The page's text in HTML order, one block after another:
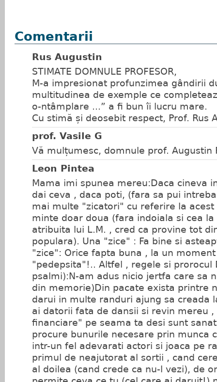
Comentarii
Rus Augustin
STIMATE DOMNULE PROFESOR,
M-a impresionat profunzimea gândirii
multitudinea de exemple ce
o-ntâmplare ...” a fi bun îi lucru mare.
Cu stimă și deosebit respect, Prof. Rus
prof. Vasile G
Vă mulțumesc, domnule prof. Augustin
Leon Pintea
Mama imi spunea mereu:Daca cineva
dai ceva , daca poti, (fara sa pui
mai multe "zicatori" cu referire la acest
minte doar doua (fara indoiala si cea
atribuita lui L.M. , cred ca provine tot
populara). Una "zice" : Fa bine si
"zice": Orice fapta buna , la un
"pedepsita"!.. Altfel , regele si prorocul
psalmi):N-am adus nicio jertfa care sa
din memorie)Din pacate exista printre
darui in multe randuri ajung sa creada
ai datorii fata de dansii si revin mereu
financiare" pe seama ta desi sunt
procure bunurile necesare prin munca
intr-un fel adevarati actori si joaca pe
primul de neajutorat al sortii , cand
al doilea (cand crede ca nu-l vezi), de